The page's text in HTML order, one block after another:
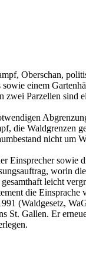
Oberschan,
einem
Parzellen
die
nicht
worin
leicht
die
(Waldgesetz,
St. Gallen. Er